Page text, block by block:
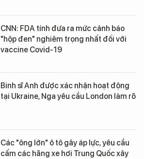
CNN: FDA tính đưa ra mức cảnh báo
"hộp đen" nghiêm trọng nhất đối với
vaccine Covid-19
Binh sĩ Anh được xác nhận hoạt động
tại Ukraine, Nga yêu cầu London làm rõ
Các "ông lớn" ô tô gây áp lực, yêu cầu
cấm các hãng xe hơi Trung Quốc xây